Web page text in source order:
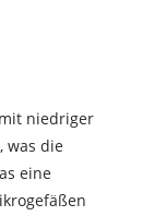
niedriger
was die
eine